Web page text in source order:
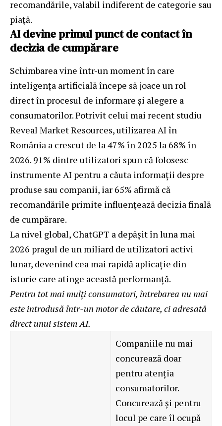
recomandările, valabil indiferent de categorie sau
piață.
AI devine primul punct de contact în
decizia de cumpărare
Schimbarea vine într-un moment în care
inteligența artificială începe să joace un rol
direct în procesul de informare și alegere a
consumatorilor. Potrivit celui mai recent studiu
Reveal Market Resources, utilizarea AI în
România a crescut de la 47% în 2025 la 68% în
2026. 91% dintre utilizatori spun că folosesc
instrumente AI pentru a căuta informații despre
produse sau companii, iar 65% afirmă că
recomandările primite influențează decizia finală
de cumpărare.
La nivel global, ChatGPT a depășit în luna mai
2026 pragul de un miliard de utilizatori activi
lunar, devenind cea mai rapidă aplicație din
istorie care atinge această performanță.
Pentru tot mai mulți consumatori, întrebarea nu mai
este introdusă într-un motor de căutare, ci adresată
direct unui sistem AI.
Companiile nu mai
concurează doar
pentru atenția
consumatorilor.
Concurează și pentru
locul pe care îl ocupă